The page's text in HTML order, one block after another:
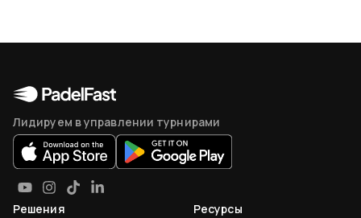
Лидируем в управлении турнирами
Решения Ресурсы